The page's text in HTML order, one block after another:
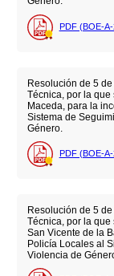
PDF (BOE-
Resolución de 5
Técnica, por la
Maceda, para la
Sistema de
Género.
PDF (BOE-
Resolución de 5
Técnica, por la
San Vicente de la
Policía Locales al
Violencia de